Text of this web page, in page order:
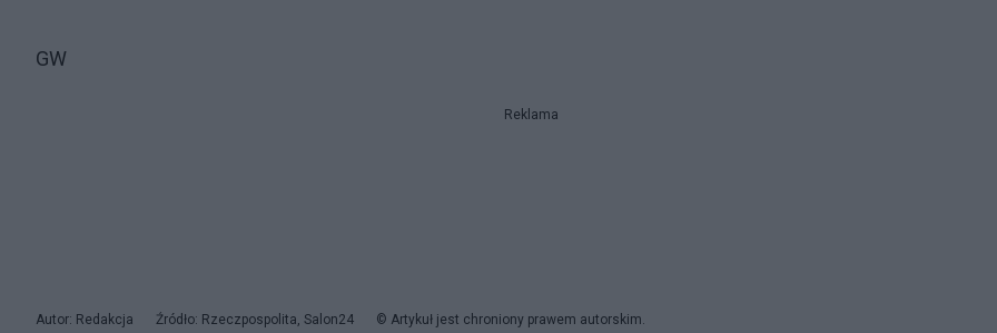
GW
Reklama
Autor: Redakcja Źródło: Rzeczpospolita, Salon24 © Artykuł jest chroniony prawem autorskim.